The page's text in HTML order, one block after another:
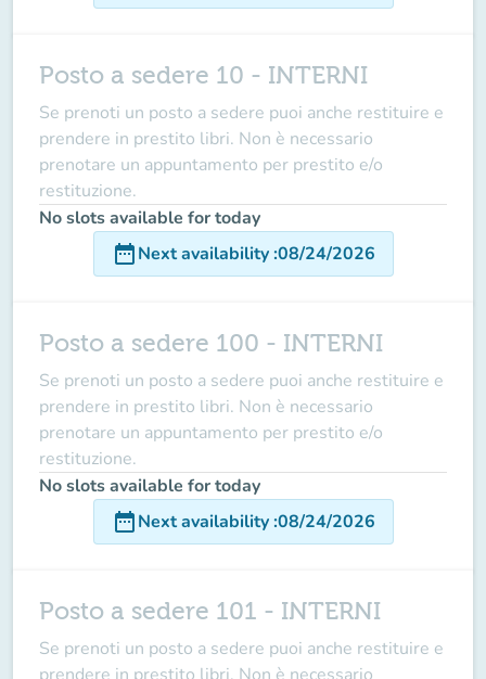
Posto a sedere 10 - INTERNI
Se prenoti un posto a sedere puoi anche restituire e
prendere in prestito libri. Non è necessario
prenotare un appuntamento per prestito e/o
restituzione.
No slots available for today
date_rangeNext availability:08/24/2026
Posto a sedere 100 - INTERNI
Se prenoti un posto a sedere puoi anche restituire e
prendere in prestito libri. Non è necessario
prenotare un appuntamento per prestito e/o
restituzione.
No slots available for today
date_rangeNext availability:08/24/2026
Posto a sedere 101 - INTERNI
Se prenoti un posto a sedere puoi anche restituire e